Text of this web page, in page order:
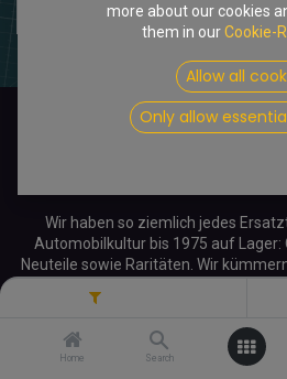
Home Search
1.100,00€ Brutto
Wir haben so ziemlich jedes
Automobilkultur bis 1975 auf Lager:
Neuteile sowie Raritäten. Wir
CitroënDS.net
more about our cookies
them in ourCookie-
Allow all
Only allow